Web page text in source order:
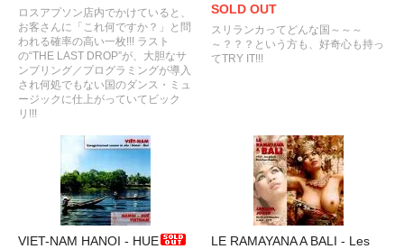
ロスアプソン店内でかけていると、
お客さんに「これ何ですか？」と問
われる確率の高い一枚!!! ラスト
の“THE LAST DROP”が、大胆なサ
ンプリング／プログラミングが導入
され何処でもない国のダンス・ミュ
ージックに仕上がっていてビック
リ!!!
SOLD OUT
スリランカってどんな国～～～
～？？？という方も、好奇心も持っ
てTRY IT!!!
VIET-NAM HANOI - HUE
LE RAMAYANA A BALI - Les